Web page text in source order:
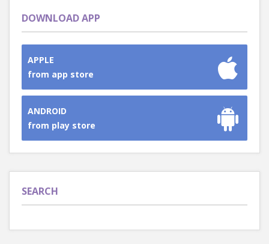
DOWNLOAD APP
APPLE
from app store
ANDROID
from play store
SEARCH